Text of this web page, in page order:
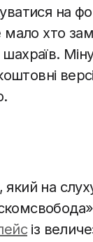
на
мало хто
на
із